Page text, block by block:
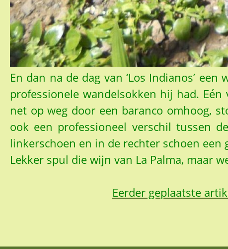
En dan na de dag van ‘Los Indianos’
professionele wandelsokken hij had.
net op weg door een baranco omhoog,
ook een professioneel verschil tussen
linkerschoen en in de rechter schoen
Lekker spul die wijn van La Palma, maar
Eerder geplaatste